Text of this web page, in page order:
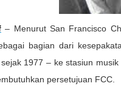
– Menurut San Francisco
bagian dari
1977 – ke stasiun
persetujuan FCC.